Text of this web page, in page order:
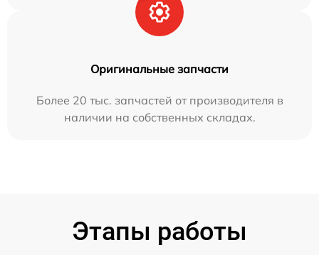
Оригинальные запчасти
Более 20 тыс. запчастей от производителя в
наличии на собственных складах.
Этапы работы